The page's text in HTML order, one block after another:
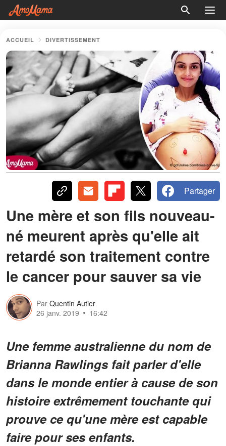
ACCUEIL DIVERTISSEMENT
Partager
Une mère et son fils nouveau-
né meurent après qu'elle ait
retardé son traitement contre
le cancer pour sauver sa vie
Par Quentin Autier
26 janv. 2019
16:42
Une femme australienne du nom de
Brianna Rawlings fait parler d'elle
dans le monde entier à cause de son
histoire extrêmement touchante qui
prouve ce qu'une mère est capable
faire pour ses enfants.